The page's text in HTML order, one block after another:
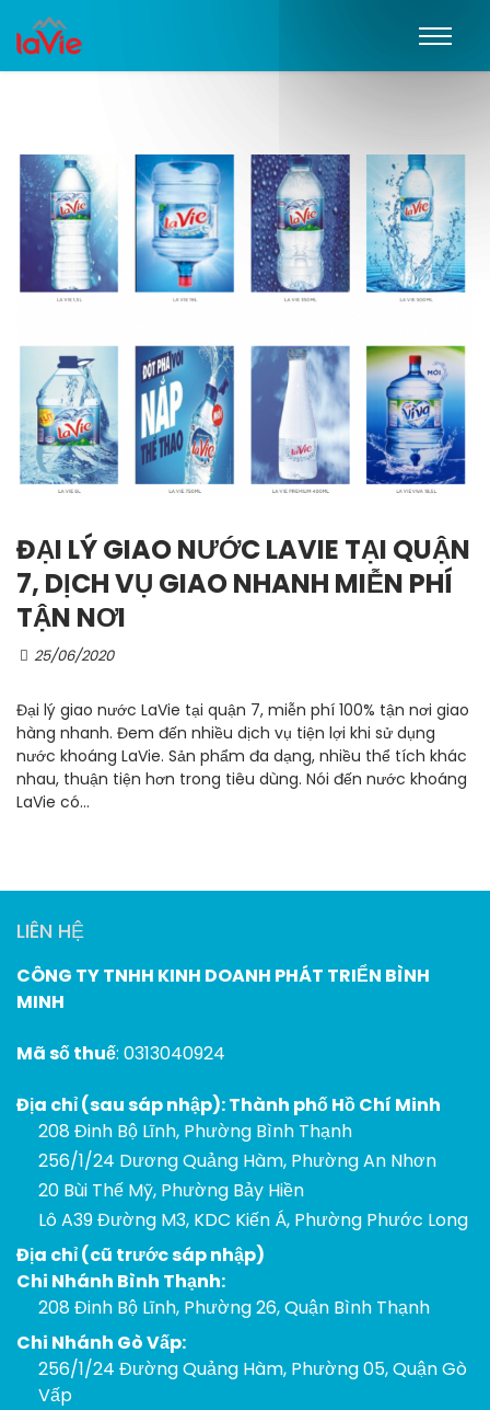
ĐẠI LÝ GIAO NƯỚC LAVIE TẠI QUẬN
7, DỊCH VỤ GIAO NHANH MIỄN PHÍ
TẬN NƠI
25/06/2020
Đại lý giao nước LaVie tại quận 7, miễn phí 100% tận nơi giao
hàng nhanh. Đem đến nhiều dịch vụ tiện lợi khi sử dụng
nước khoáng LaVie. Sản phẩm đa dạng, nhiều thể tích khác
nhau, thuận tiện hơn trong tiêu dùng. Nói đến nước khoáng
LaVie có...
LIÊN HỆ
CÔNG TY TNHH KINH DOANH PHÁT TRIỂN BÌNH
MINH
Mã số thuế: 0313040924
Địa chỉ (sau sáp nhập): Thành phố Hồ Chí Minh
208 Đinh Bộ Lĩnh, Phường Bình Thạnh
256/1/24 Dương Quảng Hàm, Phường An Nhơn
20 Bùi Thế Mỹ, Phường Bảy Hiền
Lô A39 Đường M3, KDC Kiến Á, Phường Phước Long
Địa chỉ (cũ trước sáp nhập)
Chi Nhánh Bình Thạnh:
208 Đinh Bộ Lĩnh, Phường 26, Quận Bình Thạnh
Chi Nhánh Gò Vấp:
256/1/24 Đường Quảng Hàm, Phường 05, Quận Gò
Vấp